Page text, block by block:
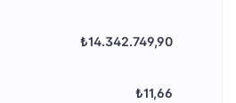
₺14.342.749,90
₺11,66